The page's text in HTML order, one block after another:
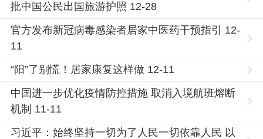
批中国公民出国旅游护照 12-28
官方发布新冠病毒感染者居家中医药干预指引 12-
11
“阳”了别慌！居家康复这样做 12-11
中国进一步优化疫情防控措施 取消入境航班熔断
机制 11-11
习近平：始终坚持一切为了人民一切依靠人民 以